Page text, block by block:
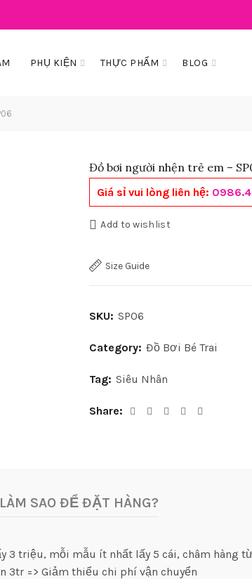
PHỤ KIỆN THỰC PHẨM BLOG
Đồ bơi người nhện trẻ em –
Giá sỉ vui lòng liên hệ:
Add to wishlist
Size Guide
SKU: SP06
Category: Đồ Bơi Bé Trai
Tag: Siêu Nhân
Share
LÀM SAO ĐỂ ĐẶT HÀNG?
3 triệu, mỗi mẫu ít nhất lấy 5 cái, châm hàng
3tr => Giảm thiểu chi phí vận chuyển